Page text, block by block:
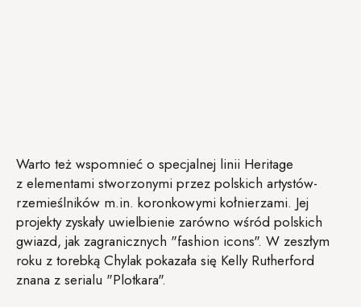
Warto też wspomnieć o specjalnej linii Heritage
z elementami stworzonymi przez polskich artystów-
rzemieślników m.in. koronkowymi kołnierzami. Jej
projekty zyskały uwielbienie zarówno wśród polskich
gwiazd, jak zagranicznych "fashion icons". W zeszłym
roku z torebką Chylak pokazała się Kelly Rutherford
znana z serialu "Plotkara".